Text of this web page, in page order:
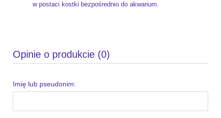
w postaci kostki bezpośrednio do akwarium.
Opinie o produkcie (0)
Imię lub pseudonim: